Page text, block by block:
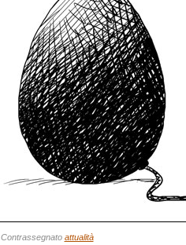
Contrassegnato attualità